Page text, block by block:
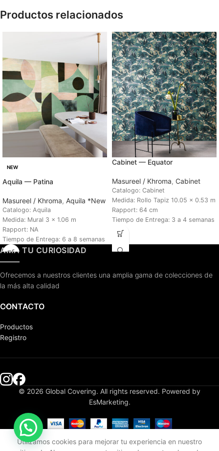
Productos relacionados
NEW
Aquila — Patina
Masureel / Khroma, Aquila *New
Catalogo: Aquila
Medida: Mural 3 x 1.06 m
Rapport: NA
Tiempo de Entrega: 6 a 8 semanas
Cabinet — Equator
Masureel / Khroma, Cabinet
Catalogo: Cabinet
Medida: Rollo Tapiz 10.05 x 0.53 m
Rapport: 64 cm
Tiempo de Entrega: 3 a 4 semanas
AMA TU CURIOSIDAD
Ofrecemos a nuestros clientes una amplia gama de colecciones de
la más alta calidad
CONTACTO
Productos
Registro
© 2026 Global Covering. All rights reserved. Powered by
EsMarketing.
Mi cuenta
Utilizamos cookies para mejorar tu experiencia en nuestro